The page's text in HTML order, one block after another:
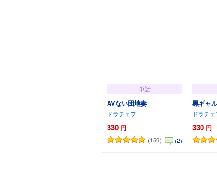
単話
AVない団地妻
ドラチェフ
330 円
(159) (2)
カートに追加
黒ギャ
ドラチ
330 円